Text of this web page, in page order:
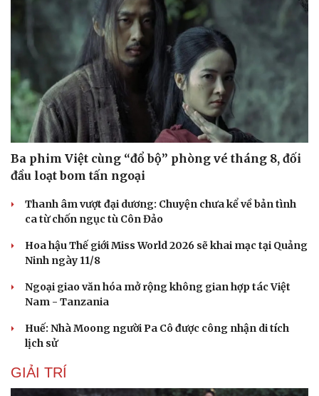
Ba phim Việt cùng “đổ bộ” phòng vé tháng 8, đối
đầu loạt bom tấn ngoại
Thanh âm vượt đại dương: Chuyện chưa kể về bản tình
ca từ chốn ngục tù Côn Đảo
Hoa hậu Thế giới Miss World 2026 sẽ khai mạc tại Quảng
Ninh ngày 11/8
Ngoại giao văn hóa mở rộng không gian hợp tác Việt
Nam - Tanzania
Huế: Nhà Moong người Pa Cô được công nhận di tích
lịch sử
GIẢI TRÍ